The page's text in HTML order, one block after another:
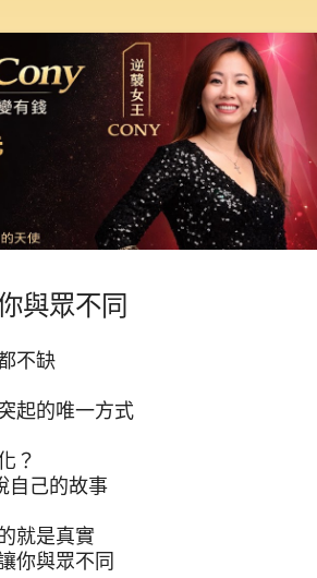
與眾不同
不缺
起的唯一方式
？
自己的故事
就是真實
你與眾不同